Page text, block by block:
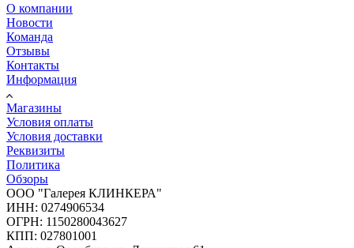
О компании
Новости
Команда
Отзывы
Контакты
Информация
Магазины
Условия оплаты
Условия доставки
Реквизиты
Политика
Обзоры
ООО "Галерея КЛИНКЕРА"
ИНН: 0274906534
ОГРН: 1150280043627
КПП: 027801001